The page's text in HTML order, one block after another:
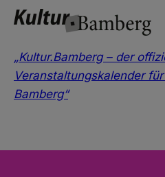
„Kultur.Bamberg – der
Veranstaltungskalender
Bamberg“